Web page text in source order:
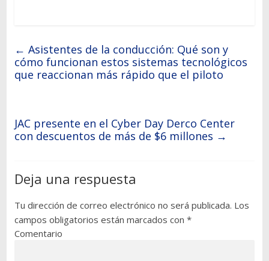
← Asistentes de la conducción: Qué son y
cómo funcionan estos sistemas tecnológicos
que reaccionan más rápido que el piloto
JAC presente en el Cyber Day Derco Center
con descuentos de más de $6 millones →
Deja una respuesta
Tu dirección de correo electrónico no será publicada. Los
campos obligatorios están marcados con *
Comentario